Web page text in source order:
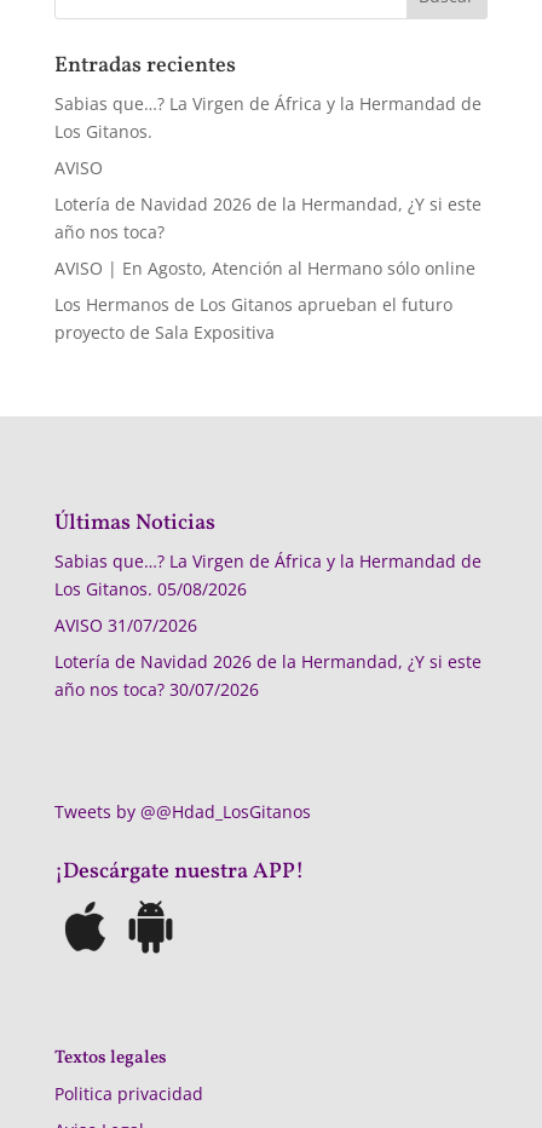
Entradas recientes
Sabias que…? La Virgen de África y la Hermandad de
Los Gitanos.
AVISO
Lotería de Navidad 2026 de la Hermandad, ¿Y si este
año nos toca?
AVISO | En Agosto, Atención al Hermano sólo online
Los Hermanos de Los Gitanos aprueban el futuro
proyecto de Sala Expositiva
Últimas Noticias
Sabias que…? La Virgen de África y la Hermandad de
Los Gitanos. 05/08/2026
AVISO 31/07/2026
Lotería de Navidad 2026 de la Hermandad, ¿Y si este
año nos toca? 30/07/2026
Tweets by @@Hdad_LosGitanos
¡Descárgate nuestra APP!
Textos legales
Politica privacidad